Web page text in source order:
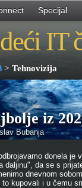
Specijal
IT
> Tehnovizija
iz
Bubanja
donela
daljinu", da se s
dnevnom
kupovali i u čemu